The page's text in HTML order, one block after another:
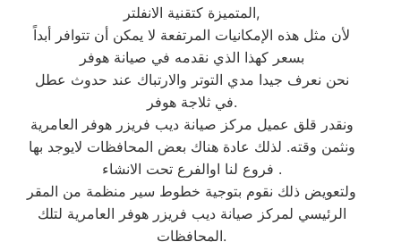
المتميزة كتقنية الانفلتر,
لأن مثل هذه الإمكانيات المرتفعة لا يمكن أن تتوافر أبداً
بسعر كهذا الذي نقدمه في صيانة هوفر
نحن نعرف جيدا مدي التوتر والارتباك عند حدوث عطل
في ثلاجة هوفر.
ونقدر قلق عميل مركز صيانة ديب فريزر هوفر العامرية
ونثمن وقته. لذلك عادة هناك بعض المحافظات لايوجد بها
فروع لنا اوالفرع تحت الانشاء .
ولتعويض ذلك نقوم بتوجية خطوط سير منظمة من المقر
الرئيسي لمركز صيانة ديب فريزر هوفر العامرية لتلك
المحافظات.